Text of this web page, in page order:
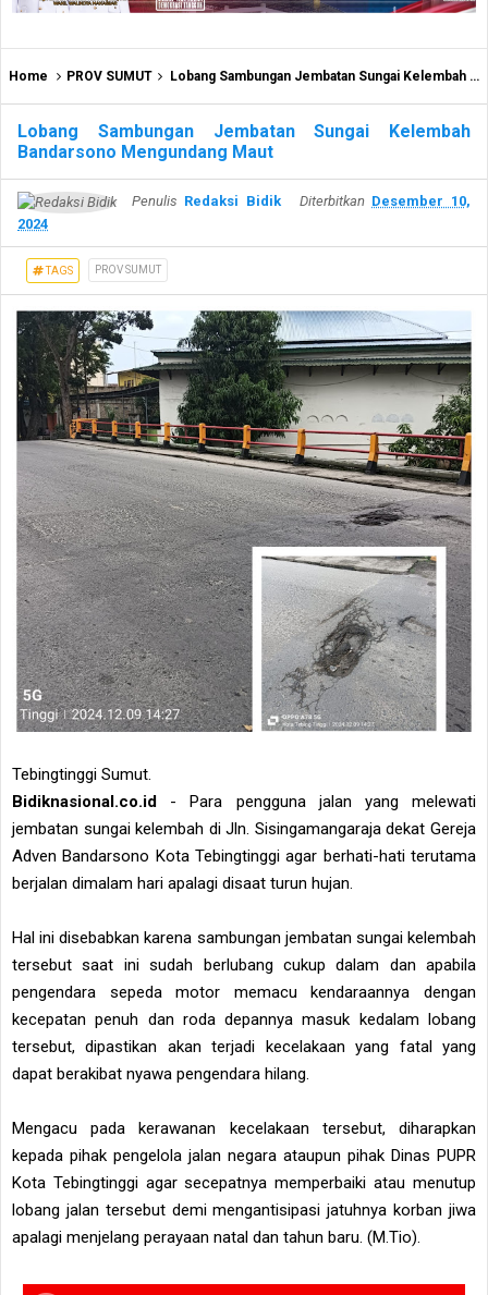
Home PROV SUMUT Lobang Sambungan Jembatan Sungai Kelembah Bandarsono Mengundang Maut
Lobang Sambungan Jembatan Sungai Kelembah
Bandarsono Mengundang Maut
Penulis Redaksi Bidik Diterbitkan Desember 10,
2024
TAGS PROV SUMUT
Tebingtinggi Sumut.
Bidiknasional.co.id - Para pengguna jalan yang melewati
jembatan sungai kelembah di Jln. Sisingamangaraja dekat Gereja
Adven Bandarsono Kota Tebingtinggi agar berhati-hati terutama
berjalan dimalam hari apalagi disaat turun hujan.
Hal ini disebabkan karena sambungan jembatan sungai kelembah
tersebut saat ini sudah berlubang cukup dalam dan apabila
pengendara sepeda motor memacu kendaraannya dengan
kecepatan penuh dan roda depannya masuk kedalam lobang
tersebut, dipastikan akan terjadi kecelakaan yang fatal yang
dapat berakibat nyawa pengendara hilang.
Mengacu pada kerawanan kecelakaan tersebut, diharapkan
kepada pihak pengelola jalan negara ataupun pihak Dinas PUPR
Kota Tebingtinggi agar secepatnya memperbaiki atau menutup
lobang jalan tersebut demi mengantisipasi jatuhnya korban jiwa
apalagi menjelang perayaan natal dan tahun baru. (M.Tio).